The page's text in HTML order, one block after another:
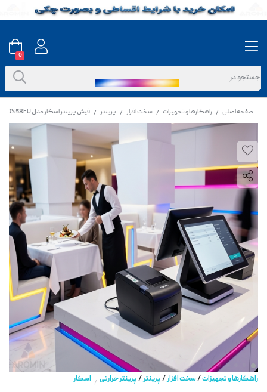
صفحه اصلی / راهکارها و تجهیزات / سخت افزار / پرینتر / فیش پرینتر اسکار مدل POS 58EU
راهکارها و تجهیزات/سخت افزار/پرینتر/پرینتر حرارتی / اسکار
0